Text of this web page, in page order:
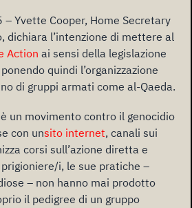
Yvette Cooper, Home Secretary
dichiara l’intenzione di mettere al
Action ai sensi della legislazione
quindi l’organizzazione
di gruppi armati come al-Qaeda.
un movimento contro il genocidio
con unsito internet, canali sui
corsi sull’azione diretta e
i, le sue pratiche –
– non hanno mai prodotto
il pedigree di un gruppo